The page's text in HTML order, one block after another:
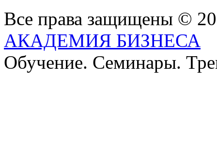
Все права защищены ©
АКАДЕМИЯ БИЗНЕСА
Обучение. Семинары.